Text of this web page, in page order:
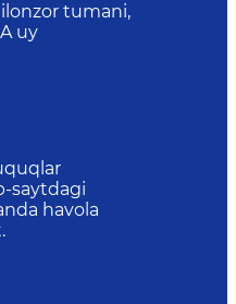
tumani,
uy
saytdagi
havola